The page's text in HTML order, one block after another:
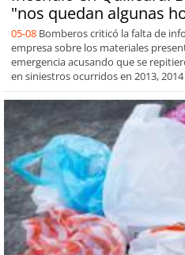
"nos quedan algunas
05-08 Bomberos criticó la falta de
empresa sobre los materiales
emergencia acusando que se
en siniestros ocurridos en 2013, 2014